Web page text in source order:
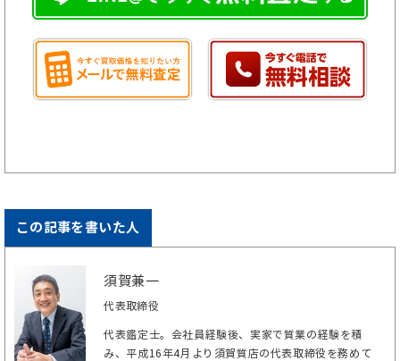
この記事を書いた人
須賀兼一
代表取締役
代表鑑定士。会社員経験後、実家で質業の経験を積
み、平成16年4月より須賀質店の代表取締役を務めて